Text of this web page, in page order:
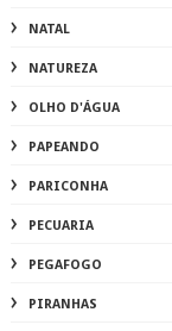
NATAL
NATUREZA
OLHO D'ÁGUA
PAPEANDO
PARICONHA
PECUARIA
PEGAFOGO
PIRANHAS